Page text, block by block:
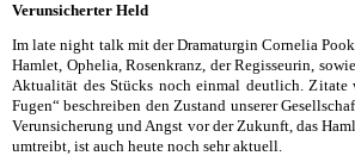
Verunsicherter Held
Im late night talk mit der Dramaturgin Cornelia
Hamlet, Ophelia, Rosenkranz, der Regisseurin,
Aktualität des Stücks noch einmal deutlich. Zitate
Fugen“ beschreiben den Zustand unserer
Verunsicherung und Angst vor der Zukunft, das
umtreibt, ist auch heute noch sehr aktuell.